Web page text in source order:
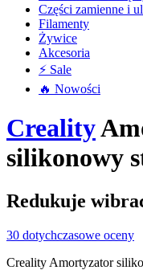
Części zamienne i
Filamenty
Żywice
Akcesoria
⚡ Sale
🔥 Nowości
Creality
silikonowy
Redukuje
30 dotychczasowe oceny
Creality Amortyzator